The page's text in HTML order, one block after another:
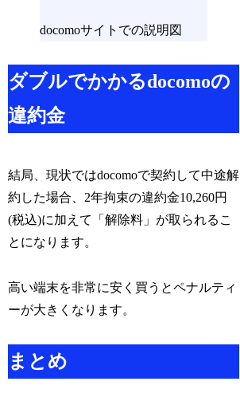
docomoサイトでの説明図
ダブルでかかるdocomoの
違約金
結局、現状ではdocomoで契約して中途解
約した場合、2年拘束の違約金10,260円
(税込)に加えて「解除料」が取られるこ
とになります。
高い端末を非常に安く買うとペナルティ
ーが大きくなります。
まとめ